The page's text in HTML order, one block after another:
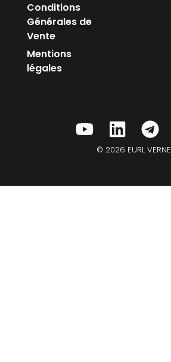
Conditions
Générales de
Vente
Mentions
légales
© 2026 EURL VERNE